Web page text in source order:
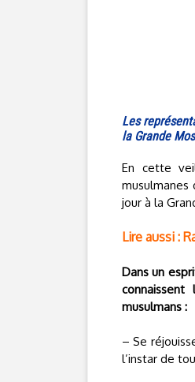
Les
la Grande
En cette
musulmanes
jour à la
Lire aussi :
Dans un
musulmans :
– Se
l’instar de